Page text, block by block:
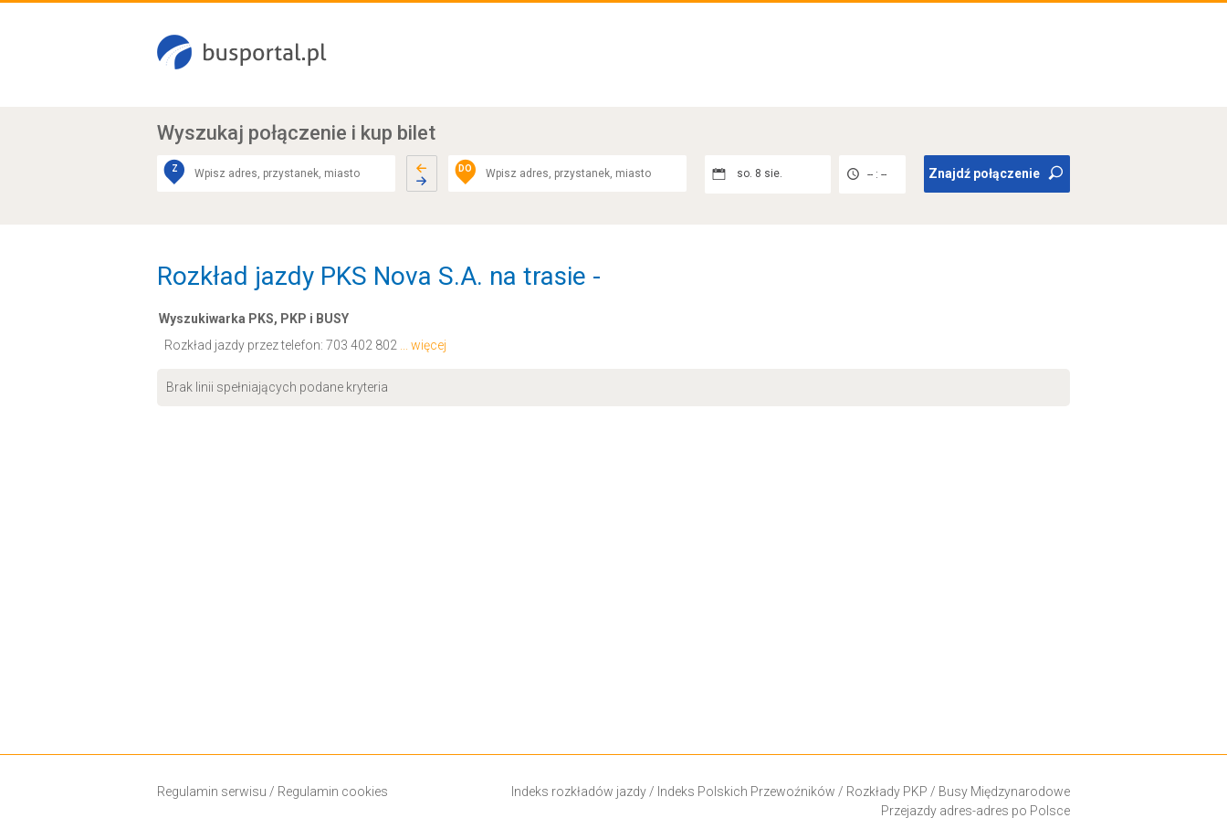
Wyszukaj połączenie i kup bilet
Z DO so. 8 sie. -- : -- Znajdź połączenie
Rozkład jazdy PKS Nova S.A. na trasie -
Wyszukiwarka PKS, PKP i BUSY
Rozkład jazdy przez telefon: 703 402 802 ... więcej
Brak linii spełniających podane kryteria
Regulamin serwisu / Regulamin cookies Indeks rozkładów jazdy/ Indeks Polskich Przewoźników / Rozkłady PKP / Busy Międzynarodowe
Przejazdy adres-adres po Polsce